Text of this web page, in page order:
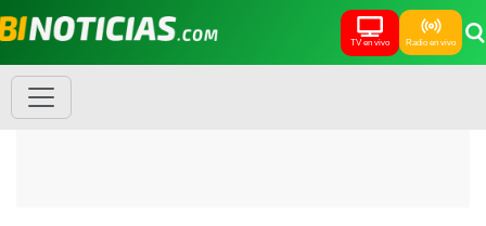
TV en vivo Radio en vivo